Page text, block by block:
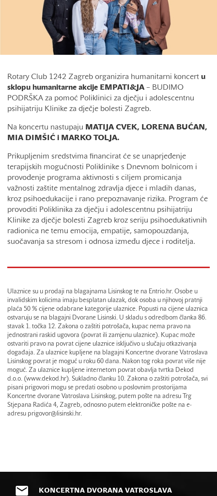
Rotary Club 1242 Zagreb organizira humanitarni koncert u
sklopu humanitarne akcije EMPATI&JA – BUDIMO
PODRŠKA za pomoć Poliklinici za dječju i adolescentnu
psihijatriju Klinike za dječje bolesti Zagreb.
Na koncertu nastupaju
MATIJA CVEK, LORENA BUĆAN,
MIA DIMŠIĆ i MARKO TOLJA.
Prikupljenim sredstvima financirat će se unaprjeđenje
terapijskih mogućnosti Poliklinike s Dnevnom bolnicom i
provođenje programa aktivnosti s ciljem promicanja
važnosti zaštite mentalnog zdravlja djece i mladih danas,
kroz psihoedukacije i rano prepoznavanje rizika. Program će
provoditi Poliklinika za dječju i adolescentnu psihijatriju
Klinike za dječje bolesti Zagreb kroz seriju psihoedukativnih
radionica ne temu emocija, empatije, samopouzdanja,
suočavanja sa stresom i odnosa između djece i roditelja.
Ulaznice su u prodaji na blagajnama Lisinskog te na Entrio.hr. Osobe u
invalidskim kolicima imaju besplatan ulazak, dok osoba u njihovoj pratnji
plaća 50 % cijene odabrane kategorije ulaznice. Popusti na cijene ulaznica
ostvaruju se na blagajni Dvorane Lisinski. U skladu s odredbom članka 86.
stavak 1. točka 12. Zakona o zaštiti potrošača, kupac nema pravo na
jednostrani raskid ugovora (povrat ili zamjenu ulaznice). Kupac može
ostvariti pravo na povrat cijene ulaznice isključivo u slučaju otkazivanja
događaja. Za ulaznice kupljene na blagajni Koncertne dvorane Vatroslava
Lisinskog povrat je moguć u roku 60 dana. Nakon tog roka povrat više nije
moguć. Za ulaznice kupljene internetom povrat obavlja tvrtka Dekod
d.o.o. (www.dekod.hr). Sukladno članku 10. Zakona o zaštiti potrošača, svi
pisani prigovori mogu se predati osobno u poslovnim prostorijama
Koncertne dvorane Vatroslava Lisinskog, putem pošte na adresu Trg
Stjepana Radića 4, Zagreb, odnosno putem elektroničke pošte na e-
adresu prigovor@lisinski.hr.
KONCERTNA DVORANA VATROSLAVA